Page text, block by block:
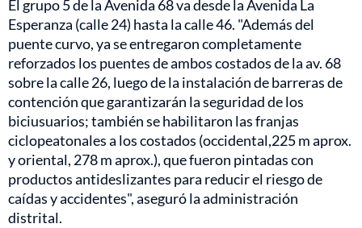
El grupo 5 de la Avenida 68 va desde la Avenida La
Esperanza (calle 24) hasta la calle 46. "Además del
puente curvo, ya se entregaron completamente
reforzados los puentes de ambos costados de la av. 68
sobre la calle 26, luego de la instalación de barreras de
contención que garantizarán la seguridad de los
biciusuarios; también se habilitaron las franjas
ciclopeatonales a los costados (occidental,225 m aprox.
y oriental, 278 m aprox.), que fueron pintadas con
productos antideslizantes para reducir el riesgo de
caídas y accidentes", aseguró la administración
distrital.